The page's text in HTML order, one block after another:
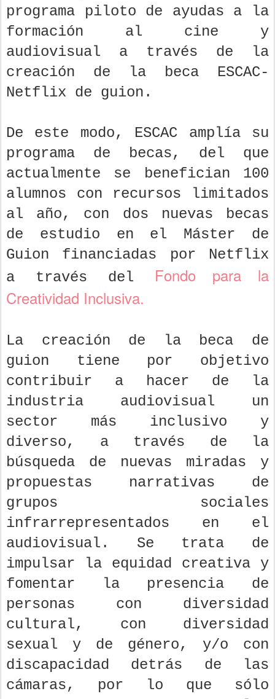
programa piloto de ayudas a la
formación al cine y
audiovisual a través de la
creación de la beca ESCAC-
Netflix de guion.
De este modo, ESCAC amplía su
programa de becas, del que
actualmente se benefician 100
alumnos con recursos limitados
al año, con dos nuevas becas
de estudio en el Máster de
Guion financiadas por Netflix
a través del Fondo para la
Creatividad Inclusiva.
La creación de la beca de
guion tiene por objetivo
contribuir a hacer de la
industria audiovisual un
sector más inclusivo y
diverso, a través de la
búsqueda de nuevas miradas y
propuestas narrativas de
grupos sociales
infrarrepresentados en el
audiovisual. Se trata de
impulsar la equidad creativa y
fomentar la presencia de
personas con diversidad
cultural, con diversidad
sexual y de género, y/o con
discapacidad detrás de las
cámaras, por lo que sólo